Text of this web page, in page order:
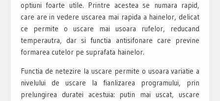
optiuni foarte utile. Printre acestea se numara rapid,
care are in vedere uscarea mai rapida a hainelor, delicat
ce permite o uscare mai usoara rufelor, reducand
temperautra, dar si functia antisifonare care previne
formarea cutelor pe suprafata hainelor.
Functia de netezire la uscare permite o usoara variatie a
nivelului de uscare la fianlizarea programului, prin
prelungirea duratei acestuia: putin mai uscat, uscare